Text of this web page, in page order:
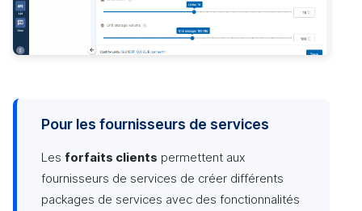
Pour les fournisseurs de services
Les forfaits clients permettent aux
fournisseurs de services de créer différents
packages de services avec des fonctionnalités